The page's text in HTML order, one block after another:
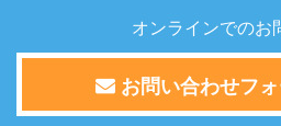
オンラインでのお
お問い合わせフ